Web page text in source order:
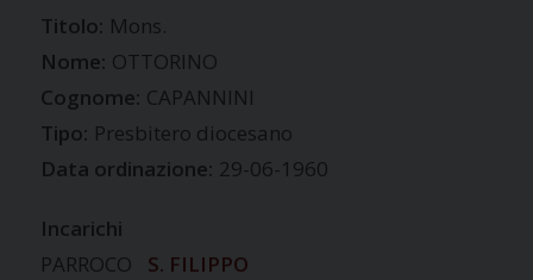
Titolo: Mons.
Nome: OTTORINO
Cognome: CAPANNINI
Tipo: Presbitero diocesano
Data ordinazione: 29-06-1960
Incarichi
PARROCO
S. FILIPPO